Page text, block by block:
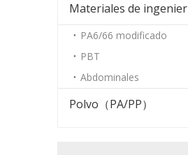
Materiales de
PA6/66 modificado
PBT
Abdominales
Polvo（PA/PP）